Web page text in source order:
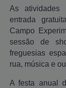
As atividades
entrada
Campo
sessão de
freguesias
rua, música e
A festa anual